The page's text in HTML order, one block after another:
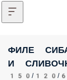
ФИЛЕ
И
150/120/